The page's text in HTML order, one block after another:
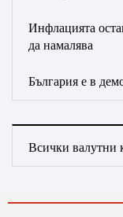
Инфлацията
да намалява
България е в
Всички валутни